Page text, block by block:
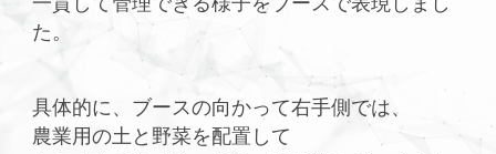
た。
具体的に、ブースの向かって右手側では、
農業用の土と野菜を配置して